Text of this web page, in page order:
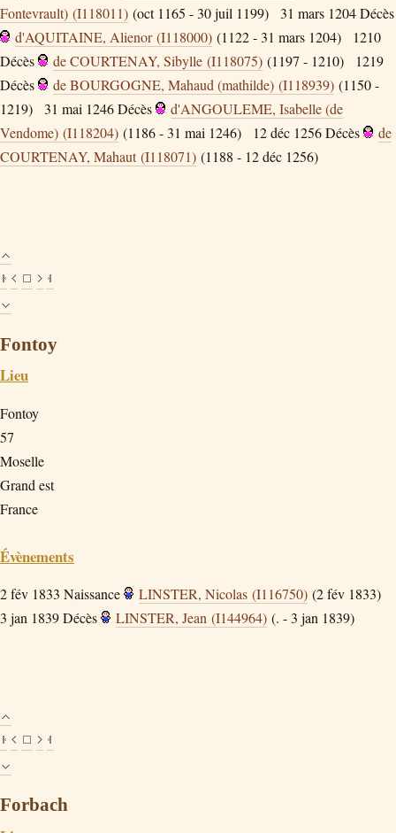
Fontevrault) (I118011) (oct 1165 - 30 juil 1199) 31 mars 1204Décès
d'AQUITAINE, Alienor (I118000) (1122 - 31 mars 1204)
1210
Décès
de COURTENAY, Sibylle (I118075) (1197 - 1210)
1219
Décès
de BOURGOGNE, Mahaud (mathilde) (I118939) (1150 -
1219)
31 mai 1246Décès
d'ANGOULEME, Isabelle (de
Vendome) (I118204) (1186 - 31 mai 1246) 12 déc 1256Décès
de
COURTENAY, Mahaut (I118071) (1188 - 12 déc 1256)
Fontoy
Lieu
Fontoy
57
Moselle
Grand est
France
Évènements
2 fév 1833 Naissance LINSTER, Nicolas (I116750) (2 fév 1833)
3 jan 1839Décès LINSTER, Jean (I144964) (. - 3 jan 1839)
Forbach